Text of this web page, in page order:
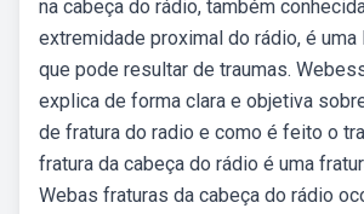
na cabeça do rádio, também
extremidade proximal do rádio, é uma
que pode resultar de traumas.
explica de forma clara e objetiva
de fratura do radio e como é feito o
fratura da cabeça do rádio é uma
Webas fraturas da cabeça do rádio